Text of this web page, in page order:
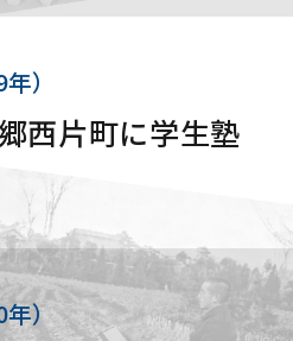
）
西片町に学生塾
年）